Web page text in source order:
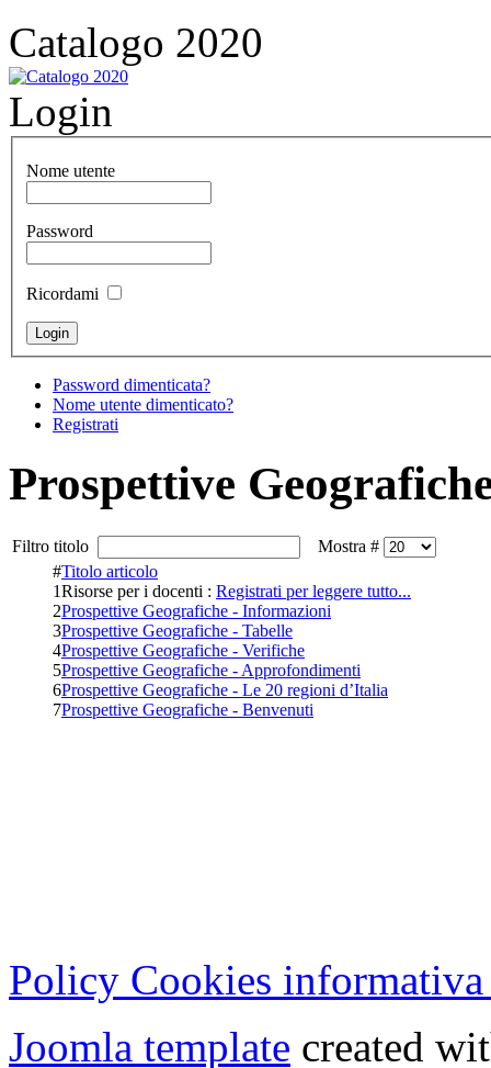
Catalogo 2020
Login
Nome utente
Password
Ricordami
Password dimenticata?
Nome utente dimenticato?
Registrati
Prospettive
Filtro titolo
Mostra #
#Titolo articolo
1Risorse per i docenti : Registrati per leggere tutto...
2Prospettive Geografiche - Informazioni
3Prospettive Geografiche - Tabelle
4Prospettive Geografiche - Verifiche
5Prospettive Geografiche - Approfondimenti
6Prospettive Geografiche - Le 20 regioni d’Italia
7Prospettive Geografiche - Benvenuti
Policy Cookies informativa
Joomla template created